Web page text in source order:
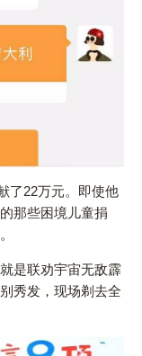
了22万元。即使他
那些困境儿童捐
是联劝宇宙无敌霹
秀发，现场剃去全